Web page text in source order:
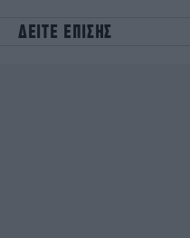
ΔΕΙΤΕ ΕΠΙΣΗΣ